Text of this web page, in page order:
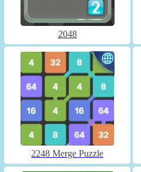
2048
2248 Merge Puzzle